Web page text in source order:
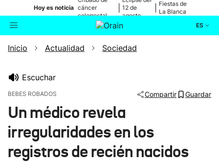
Hoy es noticia cáncer
colorrectal
12 de
agosto
Fiestas de
La Blanca
ES
Buscador Actualidad
Ikusmiran
Eguraldia
Inicio Actualidad Sociedad
Escuchar
BEBES ROBADOS Compartir Guardar
Un médico revela
irregularidades en los
registros de recién nacidos